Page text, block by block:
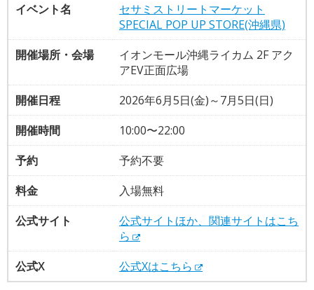
イベント名
セサミストリートマーケット
SPECIAL POP UP STORE(沖縄県)
開催場所・会場
イオンモール沖縄ライカム 2F アク
アEV正面広場
開催日程
2026年6月5日(金)～7月5日(日)
開催時間
10:00〜22:00
予約
予約不要
料金
入場無料
公式サイト
公式サイトほか、関連サイトはこち
ら
公式X
公式Xはこちら